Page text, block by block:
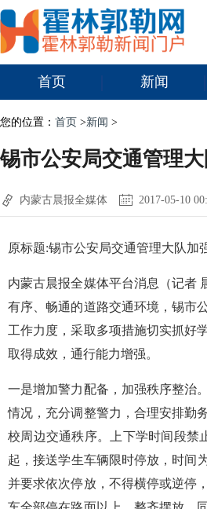
首页 新闻
您的位置： 首页 >新闻 >
锡市公安局交通管理
内蒙古晨报全媒体 2017-05-10
原标题:锡市公安局交通管理大队加
内蒙古晨报全媒体平台消息（记者
有序、畅通的道路交通环境，锡市
工作力度，采取多项措施切实抓好
取得成效，通行能力增强。
一是增加警力配备，加强秩序整治
情况，充分调整警力，合理安排勤
校周边交通秩序。上下学时间段禁
起，接送学生车辆限时停放，时间
并要求依次停放，不得横停或逆停